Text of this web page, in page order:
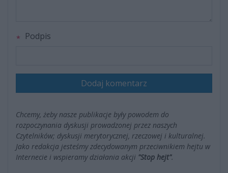
Podpis
Dodaj komentarz
Chcemy, żeby nasze publikacje były powodem do
rozpoczynania dyskusji prowadzonej przez naszych
Czytelników; dyskusji merytorycznej, rzeczowej i kulturalnej.
Jako redakcja jesteśmy zdecydowanym przeciwnikiem hejtu w
Internecie i wspieramy działania akcji "Stop hejt".